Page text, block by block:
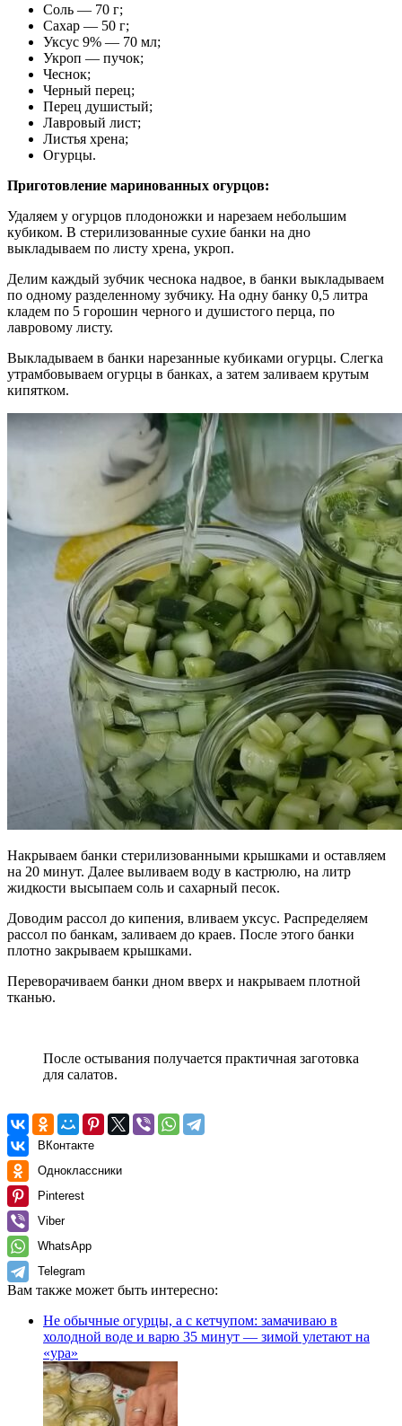
Соль — 70 г;
Сахар — 50 г;
Уксус 9% — 70 мл;
Укроп — пучок;
Чеснок;
Черный перец;
Перец душистый;
Лавровый лист;
Листья хрена;
Огурцы.
Приготовление маринованных огурцов:
Удаляем у огурцов плодоножки и нарезаем небольшим
кубиком. В стерилизованные сухие банки на дно
выкладываем по листу хрена, укроп.
Делим каждый зубчик чеснока надвое, в банки выкладываем
по одному разделенному зубчику. На одну банку 0,5 литра
кладем по 5 горошин черного и душистого перца, по
лавровому листу.
Выкладываем в банки нарезанные кубиками огурцы. Слегка
утрамбовываем огурцы в банках, а затем заливаем крутым
кипятком.
Накрываем банки стерилизованными крышками и оставляем
на 20 минут. Далее выливаем воду в кастрюлю, на литр
жидкости высыпаем соль и сахарный песок.
Доводим рассол до кипения, вливаем уксус. Распределяем
рассол по банкам, заливаем до краев. После этого банки
плотно закрываем крышками.
Переворачиваем банки дном вверх и накрываем плотной
тканью.
После остывания получается практичная заготовка
для салатов.
ВКонтакте
Одноклассники
Pinterest
Viber
WhatsApp
Telegram
Вам также может быть интересно:
Не обычные огурцы, а с кетчупом: замачиваю в
холодной воде и варю 35 минут — зимой улетают на
«ура»